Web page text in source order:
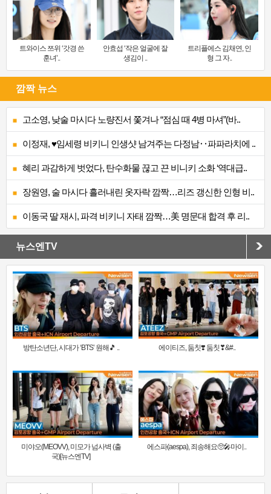
트와이스 쯔위 ‘갓경 쓴
훈녀’..
안효섭 ‘작은 얼굴에 잘
생김이 ..
트리플에스 김채연, 인
형 그 자..
깜짝 뉴스
고소영, 낮술 마시다 노량진서 쫓겨나 “점심 때 4병 마셔”(바..
이정재, ♥임세령 비키니 인생샷 남겨주는 다정남‥파파라치에 ..
혜리 과감하게 벗었다, 탄수화물 끊고 끈 비니키 소화 ‘역대급..
장원영, 술 마시다 흘러내린 옷자락 깜짝…리즈 갱신한 인형 비..
이동국 딸 재시, 파격 비키니 자태 깜짝…美 명문대 합격 후 리..
뉴스엔TV
방탄소년단, 시대가 ‘BTS’ 원해🎵 .. 에이티즈, 둠칫❣️ 둠칫❣&#..
미야오(MEOVV), 미모가 넘사벽 (출
국)[뉴스엔TV]
에스파(aespa), 죄송해요🥺🎤마이..